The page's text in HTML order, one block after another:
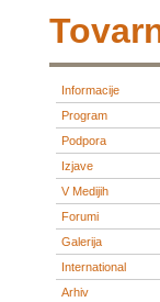
Informacije
Program
Podpora
Izjave
V Medijih
Forumi
Galerija
International
Arhiv